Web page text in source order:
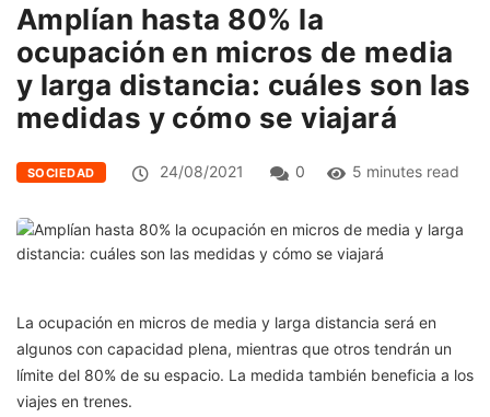
Amplían hasta 80% la
ocupación en micros de media
y larga distancia: cuáles son las
medidas y cómo se viajará
SOCIEDAD 24/08/2021 0 5 minutes read
La ocupación en micros de media y larga distancia será en
algunos con capacidad plena, mientras que otros tendrán un
límite del 80% de su espacio. La medida también beneficia a los
viajes en trenes.